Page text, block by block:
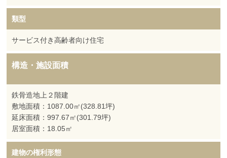
類型
サービス付き高齢者向け住宅
構造・施設面積
鉄骨造地上２階建
敷地面積：1087.00㎡(328.81坪)
延床面積：997.67㎡(301.79坪)
居室面積：18.05㎡
建物の権利形態